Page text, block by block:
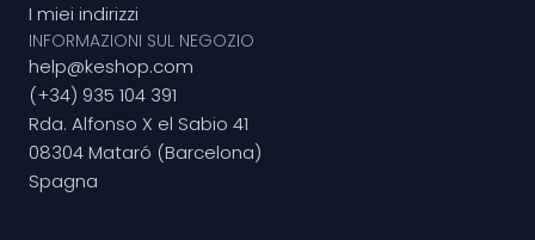
I miei indirizzi
INFORMAZIONI SUL NEGOZIO
help@keshop.com
(+34) 935 104 391
Rda. Alfonso X el Sabio 41
08304 Mataró (Barcelona)
Spagna